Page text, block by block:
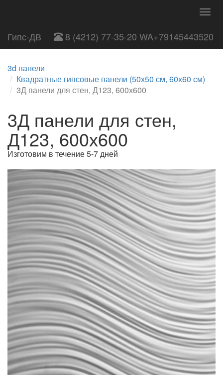
Гипс-ДВ 8 (4212) 77-35-20 WA+79145443520
3d панели
Квадратные гипсовые панели (50х50 см, 60х60 см)
3Д панели для стен, Д123, 600х600
3Д панели для стен,
Д123, 600х600
Изготовим в течение 5-7 дней